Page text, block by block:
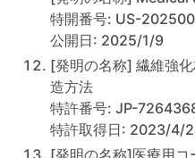
特開番号: US-
公開日: 2025/1/9
[発明の名称] 繊維強
造方法
特許番号: JP-
特許取得日: 2023/4/